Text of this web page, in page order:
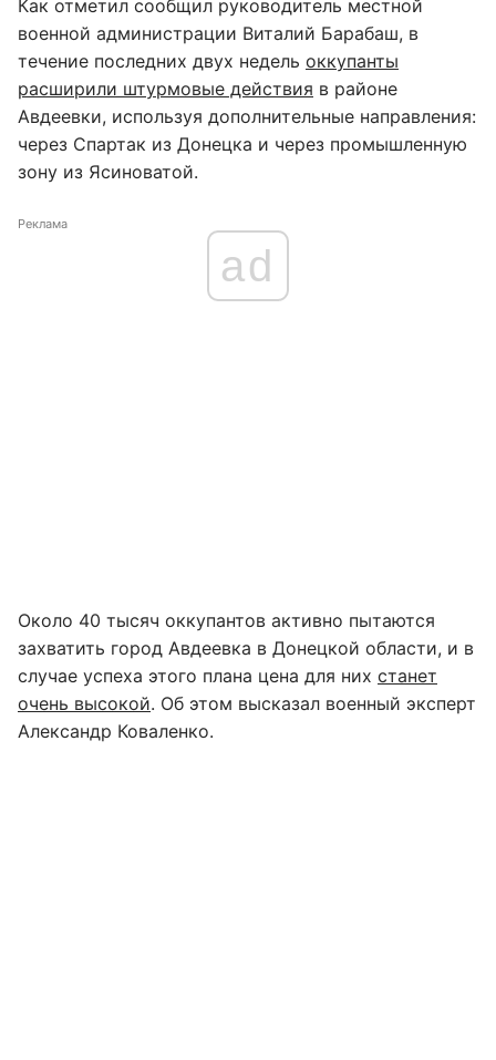
Как отметил сообщил руководитель местной
военной администрации Виталий Барабаш, в
течение последних двух недель оккупанты
расширили штурмовые действия в районе
Авдеевки, используя дополнительные направления:
через Спартак из Донецка и через промышленную
зону из Ясиноватой.
Реклама
ad
Около 40 тысяч оккупантов активно пытаются
захватить город Авдеевка в Донецкой области, и в
случае успеха этого плана цена для них станет
очень высокой. Об этом высказал военный эксперт
Александр Коваленко.